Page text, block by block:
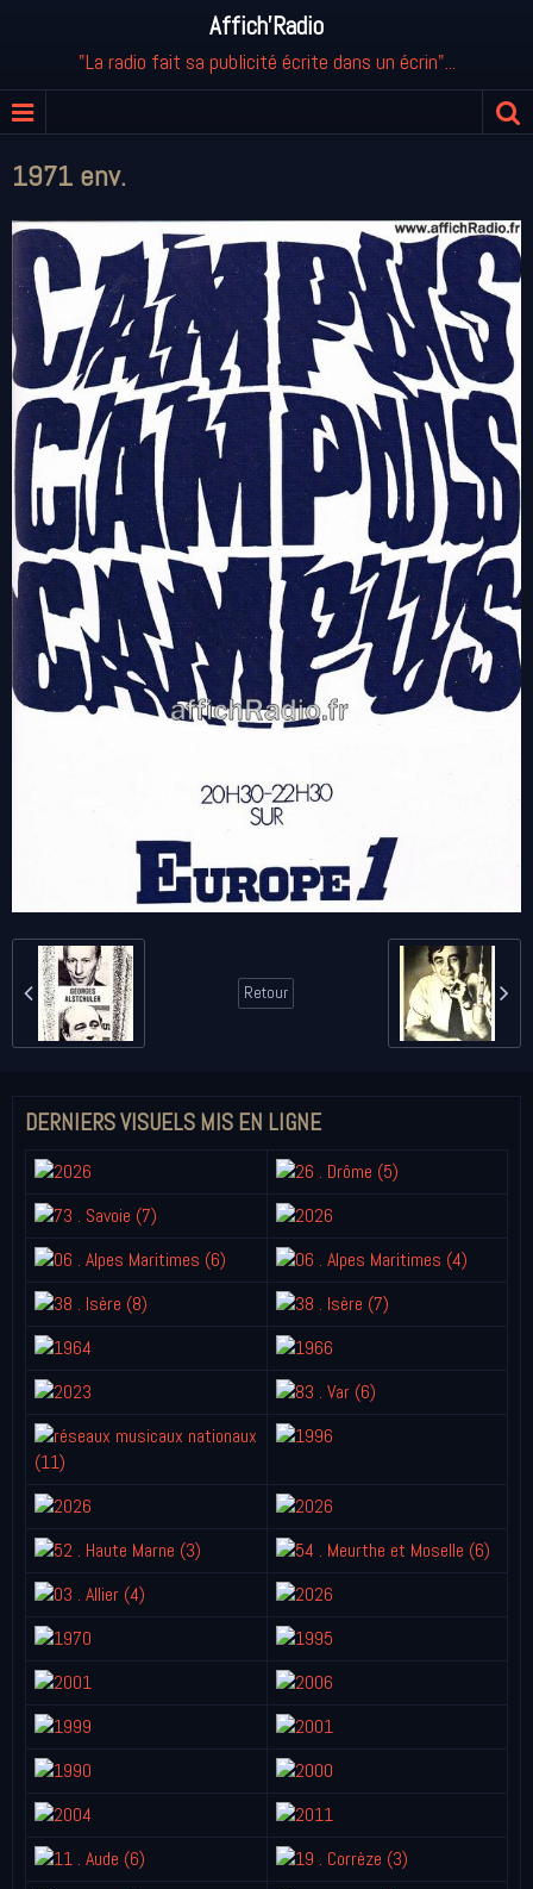
Affich'Radio
"La radio fait sa publicité écrite dans un écrin"...
1971 env.
Retour
DERNIERS VISUELS MIS EN LIGNE